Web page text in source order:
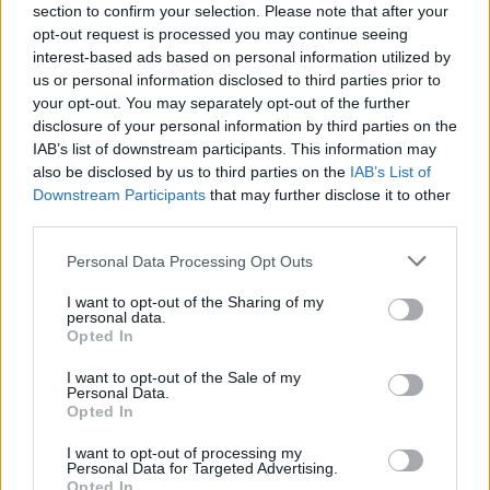
section to confirm your selection. Please note that after your
opt-out request is processed you may continue seeing
interest-based ads based on personal information utilized by
us or personal information disclosed to third parties prior to
your opt-out. You may separately opt-out of the further
disclosure of your personal information by third parties on the
IAB’s list of downstream participants. This information may
also be disclosed by us to third parties on the IAB’s List of
Downstream Participants that may further disclose it to other
Personal Data Processing Opt Outs
I want to opt-out of the Sharing of my
personal data.
Opted In
I want to opt-out of the Sale of my
Personal Data.
Opted In
I want to opt-out of processing my
Personal Data for Targeted Advertising.
Τα επόμενα χρόνια κύλησαν με ελάχιστες
ηχογραφήσεις και πολλές συναυλίες. Ο Τσακ
Μπέρι είχε παραδώσει τη σκυτάλη στις
το 1977,το «Johnny B. Goode»
συμπεριλήφθηκε σ’ ένα δίσκο με τραγούδια
από τη Γη ως δείγμα του αμερικάνικου
πολιτισμού και μεταφέρθηκε στο διάστημα με